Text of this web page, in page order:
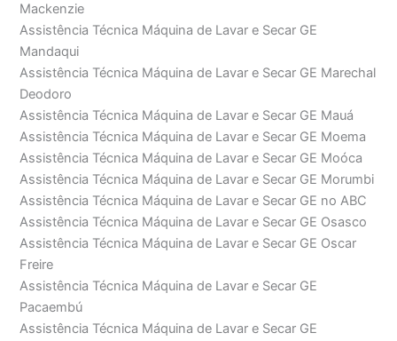
Mackenzie
Assistência Técnica Máquina de Lavar e Secar GE
Mandaqui
Assistência Técnica Máquina de Lavar e Secar GE Marechal
Deodoro
Assistência Técnica Máquina de Lavar e Secar GE Mauá
Assistência Técnica Máquina de Lavar e Secar GE Moema
Assistência Técnica Máquina de Lavar e Secar GE Moóca
Assistência Técnica Máquina de Lavar e Secar GE Morumbi
Assistência Técnica Máquina de Lavar e Secar GE no ABC
Assistência Técnica Máquina de Lavar e Secar GE Osasco
Assistência Técnica Máquina de Lavar e Secar GE Oscar
Freire
Assistência Técnica Máquina de Lavar e Secar GE
Pacaembú
Assistência Técnica Máquina de Lavar e Secar GE